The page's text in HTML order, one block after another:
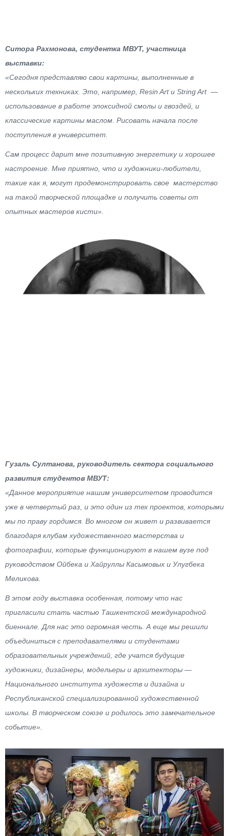
Ситора Рахмонова, студентка МВУТ, участница
выставки:
«Сегодня представляю свои картины, выполненные в
нескольких техниках. Это, например, Resin Art и String Art —
использование в работе эпоксидной смолы и гвоздей, и
классические картины маслом. Рисовать начала после
поступления в университет.
Сам процесс дарит мне позитивную энергетику и хорошее
настроение. Мне приятно, что и художники-любители,
такие как я, могут продемонстрировать свое мастерство
на такой творческой площадке и получить советы от
опытных мастеров кисти».
Гузаль Султанова, руководитель сектора социального
развития студентов МВУТ:
«Данное мероприятие нашим университетом проводится
уже в четвертый раз, и это один из тех проектов, которыми
мы по праву гордимся. Во многом он живет и развивается
благодаря клубам художественного мастерства и
фотографии, которые функционируют в нашем вузе под
руководством Ойбека и Хайруллы Касымовых и Улугбека
Меликова.
В этом году выставка особенная, потому что нас
пригласили стать частью Ташкентской международной
биеннале. Для нас это огромная честь. А еще мы решили
объединиться с преподавателями и студентами
образовательных учреждений, где учатся будущие
художники, дизайнеры, модельеры и архитекторы —
Национального института художеств и дизайна и
Республиканской специализированной художественной
школы. В творческом союзе и родилось это замечательное
событие».